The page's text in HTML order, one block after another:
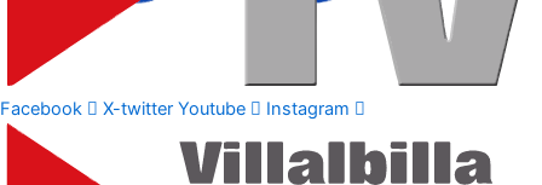
Facebook X-twitter Youtube Instagram